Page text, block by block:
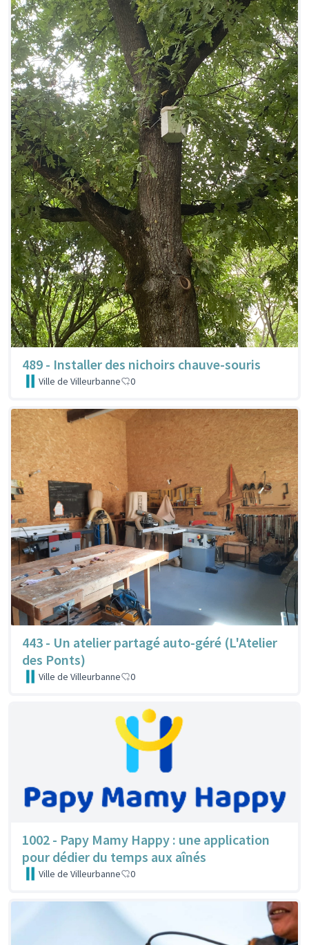
489 - Installer des nichoirs chauve-souris
Ville de Villeurbanne 0
443 - Un atelier partagé auto-géré (L'Atelier
des Ponts)
Ville de Villeurbanne 0
1002 - Papy Mamy Happy : une application
pour dédier du temps aux aînés
Ville de Villeurbanne 0